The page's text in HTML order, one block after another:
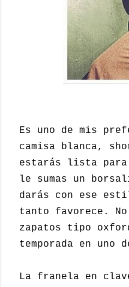
Es uno de mis
camisa blanca,
estarás lista
le sumas un
darás con ese
tanto favorece.
zapatos tipo
temporada en uno
La franela en